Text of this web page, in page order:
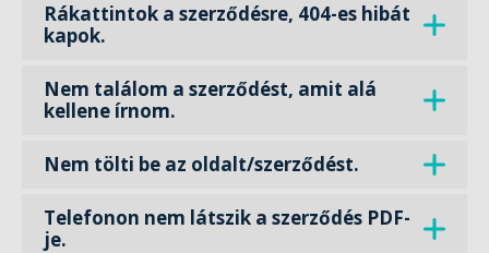
Rákattintok a szerződésre, 404-es hibát
kapok.
Nem találom a szerződést, amit alá
kellene írnom.
Nem tölti be az oldalt/szerződést.
Telefonon nem látszik a szerződés PDF-
je.